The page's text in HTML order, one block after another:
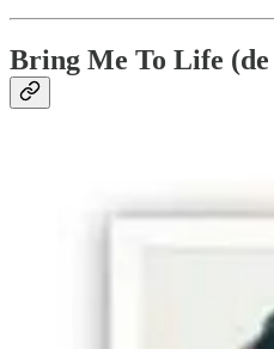
Bring Me To Life